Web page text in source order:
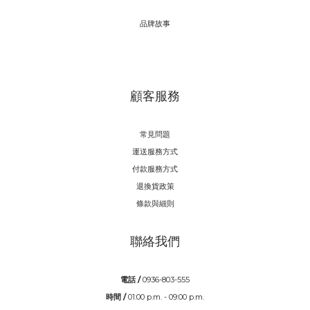
品牌故事
顧客服務
常見問題
運送服務方式
付款服務方式
退換貨政策
條款與細則
聯絡我們
電話 /0936-803-555
時間 /01:00 p.m. - 09:00 p.m.